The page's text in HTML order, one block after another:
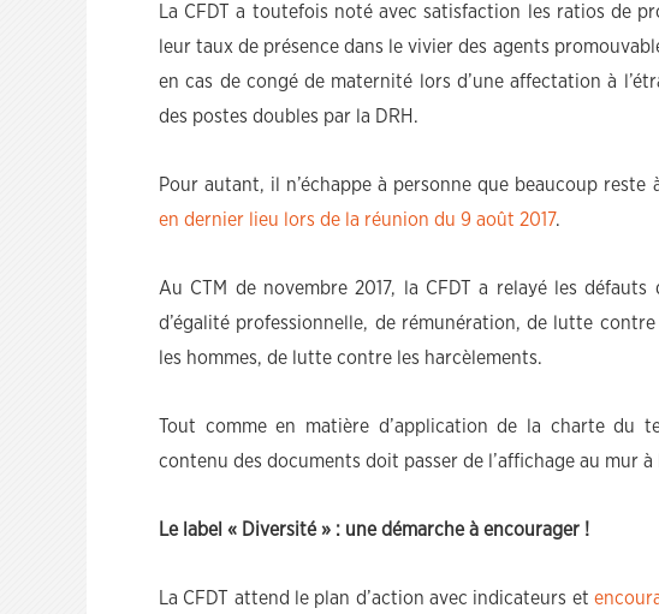
La CFDT a toutefois noté avec satisfaction les ratios de
leur taux de présence dans le vivier des agents
en cas de congé de maternité lors d’une affectation à
des postes doubles par la DRH.
Pour autant, il n’échappe à personne que beaucoup reste
en dernier lieu lors de la réunion du 9 août 2017.
Au CTM de novembre 2017, la CFDT a relayé les
d’égalité professionnelle, de rémunération, de lutte
les hommes, de lutte contre les harcèlements.
Tout comme en matière d’application de la charte du
contenu des documents doit passer de l’affichage au mur
Le label « Diversité » : une démarche à encourager !
La CFDT attend le plan d’action avec indicateurs et